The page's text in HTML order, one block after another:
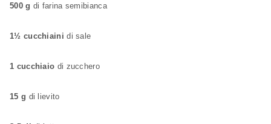
500 g di farina semibianca
1½ cucchiaini di sale
1 cucchiaio di zucchero
15 g di lievito